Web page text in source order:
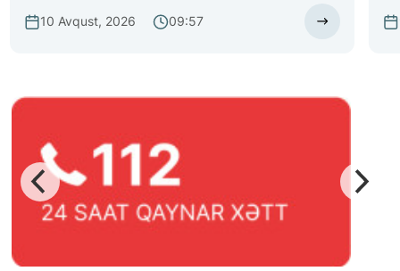
hallardan qorunması istiqamətində fəaliyyətini davam
etdirir
10 Avqust, 2026 09:57